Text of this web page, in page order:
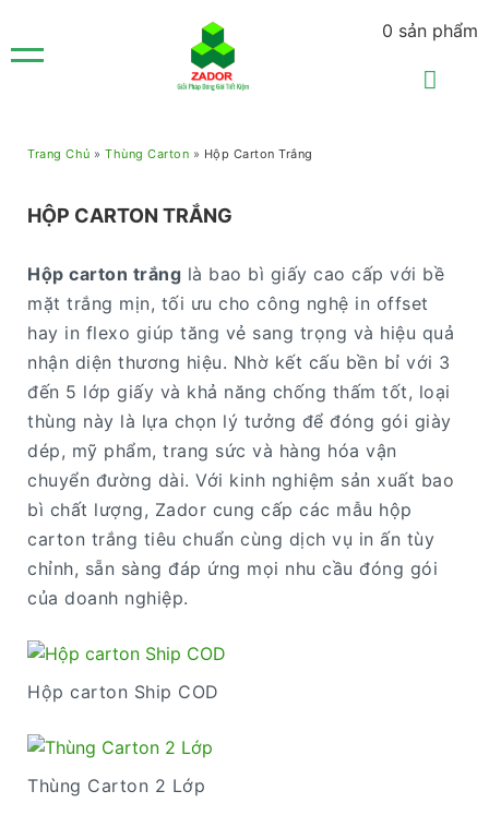
0 sản phẩm
Trang Chủ » Thùng Carton » Hộp Carton Trắng
HỘP CARTON TRẮNG
Hộp carton trắng là bao bì giấy cao cấp với bề
mặt trắng mịn, tối ưu cho công nghệ in offset
hay in flexo giúp tăng vẻ sang trọng và hiệu quả
nhận diện thương hiệu. Nhờ kết cấu bền bỉ với 3
đến 5 lớp giấy và khả năng chống thấm tốt, loại
thùng này là lựa chọn lý tưởng để đóng gói giày
dép, mỹ phẩm, trang sức và hàng hóa vận
chuyển đường dài. Với kinh nghiệm sản xuất bao
bì chất lượng, Zador cung cấp các mẫu hộp
carton trắng tiêu chuẩn cùng dịch vụ in ấn tùy
chỉnh, sẵn sàng đáp ứng mọi nhu cầu đóng gói
của doanh nghiệp.
Hộp carton Ship COD
Thùng Carton 2 Lớp